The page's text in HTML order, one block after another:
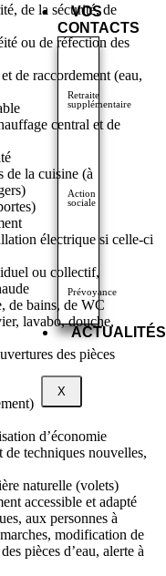
VOS
CONTACTS
Retraite
supplémentaire
Action
sociale
Prévoyance
ACTUALITÉS
X
de la sécurité, de
ou de réfection des
de raccordement (eau,
central et de
de la cuisine (à
électrique si celle-ci
ou collectif,
de bains, de WC
lavabo, douche,
des pièces
d’économie
de techniques nouvelles,
naturelle (volets)
accessible et adapté
aux personnes à
modification de
pièces d’eau, alerte à